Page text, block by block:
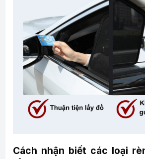
Cách nhận biết các loại